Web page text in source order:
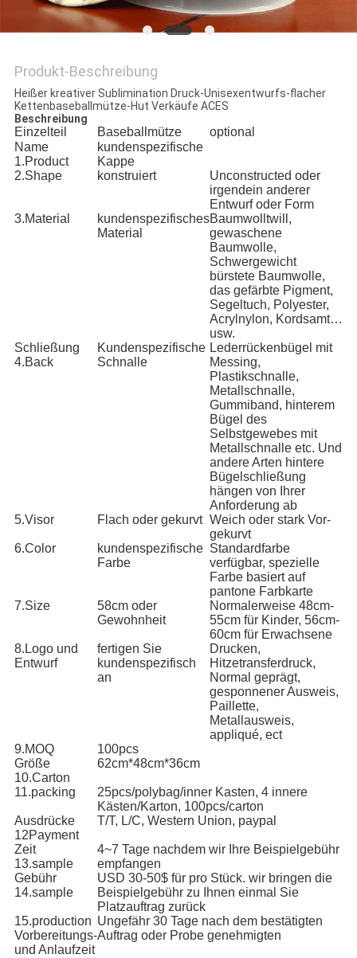
Produkt-Beschreibung
Heißer kreativer Sublimination Druck-Unisexentwurfs-flacher
Kettenbaseballmütze-Hut Verkäufe ACES
Beschreibung
Einzelteil Baseballmütze
optional
Name
1.Product
kundenspezifische
Kappe
2.Shape
konstruiert
Unconstructed oder
irgendein anderer
Entwurf oder Form
3.Material
kundenspezifisches
Material
Baumwolltwill,
gewaschene
Baumwolle,
Schwergewicht
bürstete Baumwolle,
das gefärbte Pigment,
Segeltuch, Polyester,
Acrylnylon, Kordsamt…
usw.
Schließung
4.Back
Kundenspezifische
Schnalle
Lederrückenbügel mit
Messing,
Plastikschnalle,
Metallschnalle,
Gummiband, hinterem
Bügel des
Selbstgewebes mit
Metallschnalle etc. Und
andere Arten hintere
Bügelschließung
hängen von Ihrer
Anforderung ab
5.Visor
Flach oder gekurvt Weich oder stark Vor-
gekurvt
6.Color
kundenspezifische
Farbe
Standardfarbe
verfügbar, spezielle
Farbe basiert auf
pantone Farbkarte
7.Size
58cm oder
Gewohnheit
Normalerweise 48cm-
55cm für Kinder, 56cm-
60cm für Erwachsene
8.Logo und
Entwurf
fertigen Sie
kundenspezifisch
an
Drucken,
Hitzetransferdruck,
Normal geprägt,
gesponnener Ausweis,
Paillette,
Metallausweis,
appliqué, ect
9.MOQ
100pcs
Größe
10.Carton
62cm*48cm*36cm
11.packing
25pcs/polybag/inner Kasten, 4 innere
Kästen/Karton, 100pcs/carton
Ausdrücke
12Payment
T/T, L/C, Western Union, paypal
Zeit
13.sample
4~7 Tage nachdem wir Ihre Beispielgebühr
empfangen
Gebühr
14.sample
USD 30-50$ für pro Stück. wir bringen die
Beispielgebühr zu Ihnen einmal Sie
Platzauftrag zurück
15.production
Vorbereitungs-
und Anlaufzeit
Ungefähr 30 Tage nach dem bestätigten
Auftrag oder Probe genehmigten